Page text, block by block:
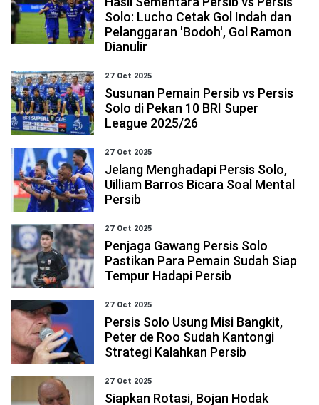
Solo: Lucho Cetak Gol Indah dan
Pelanggaran 'Bodoh', Gol Ramon
Dianulir
27 Oct 2025
Susunan Pemain Persib vs Persis
Solo di Pekan 10 BRI Super
League 2025/26
27 Oct 2025
Jelang Menghadapi Persis Solo,
Uilliam Barros Bicara Soal Mental
Persib
27 Oct 2025
Penjaga Gawang Persis Solo
Pastikan Para Pemain Sudah Siap
Tempur Hadapi Persib
27 Oct 2025
Persis Solo Usung Misi Bangkit,
Peter de Roo Sudah Kantongi
Strategi Kalahkan Persib
27 Oct 2025
Siapkan Rotasi, Bojan Hodak